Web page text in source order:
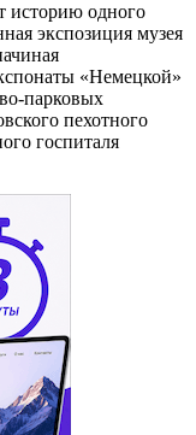
историю одного
экспозиция музея
«Немецкой»
парковых
пехотного
госпиталя